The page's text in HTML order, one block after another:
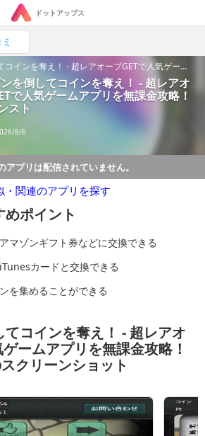
ドットアップス
アプリ「ドラゴンを倒してコインを奪え！ - 超レアオーブGETで人気ゲームアプリを無課金攻略！ for モンスト」の魅力を紹介！
ンを倒してコインを奪え！ - 超レアオ
で人気ゲームアプリを無課金攻略！
スト
8/6
アプリは配信されていません。
・関連のアプリを探す
ポイント
マゾンギフト券などに交換できる
カードと交換できる
を集めることができる
てコインを奪え！ - 超レアオ
ームアプリを無課金攻略！
クリーンショット